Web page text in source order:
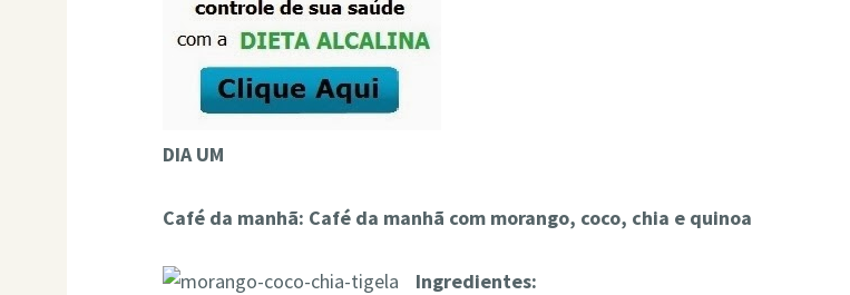
DIA UM
Café da manhã: Café da manhã com morango, coco, chia e quinoa
Ingredientes: